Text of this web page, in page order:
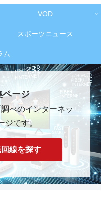
VOD
スポーツニュース
ム
ページ
べのインターネッ
ジです。
線を探す